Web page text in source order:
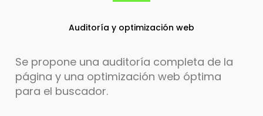
Auditoría y optimización web
Se propone una auditoría completa de la
página y una optimización web óptima
para el buscador.